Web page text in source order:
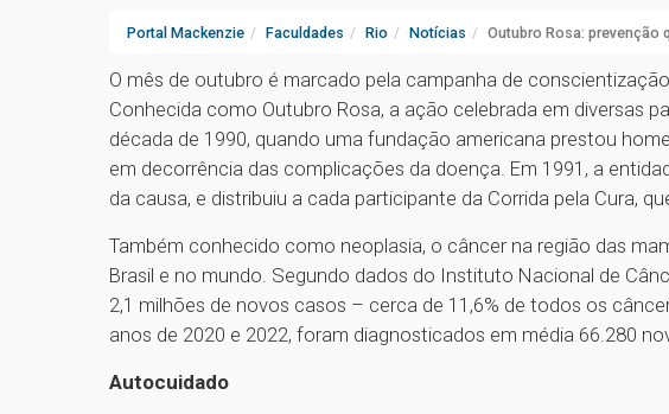
Portal Mackenzie Faculdades Rio Notícias Outubro Rosa: prevenção
O mês de outubro é marcado pela campanha de
Conhecida como Outubro Rosa, a ação celebrada em diversas
década de 1990, quando uma fundação americana prestou
em decorrência das complicações da doença. Em 1991, a
da causa, e distribuiu a cada participante da Corrida pela Cura,
Também conhecido como neoplasia, o câncer na região das
Brasil e no mundo. Segundo dados do Instituto Nacional de
2,1 milhões de novos casos – cerca de 11,6% de todos os
anos de 2020 e 2022, foram diagnosticados em média 66.280
Autocuidado